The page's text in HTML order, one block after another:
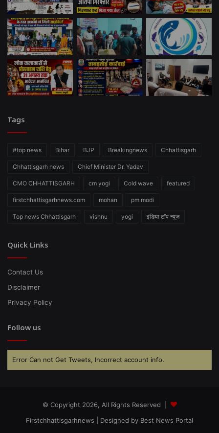
Tags
#top news Bihar BJP Breakingnews Chhattisgarh
Chhattisgarh news Chief Minister Dr. Yadav
CMO CHHATTISGARH cm yogi Cold wave featured
firstchhattisgarhnews.com mohan pm modi
Top news Chhattisgarh vishnu yogi इंडिया टॉप न्यूज
Quick Links
Contact Us
Disclaimer
Privacy Policy
Follow us
Error Can not Get Tweets, Incorrect account info.
© Copyright 2026, All Rights Reserved |
Firstchhattisgarhnews | Designed by Best News Portal